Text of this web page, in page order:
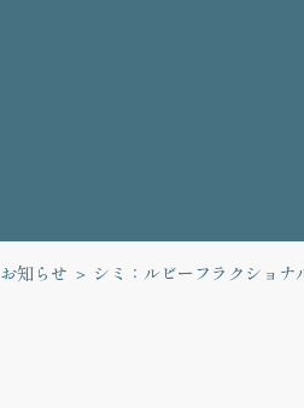
お知らせ シミ：ルビーフラクショ